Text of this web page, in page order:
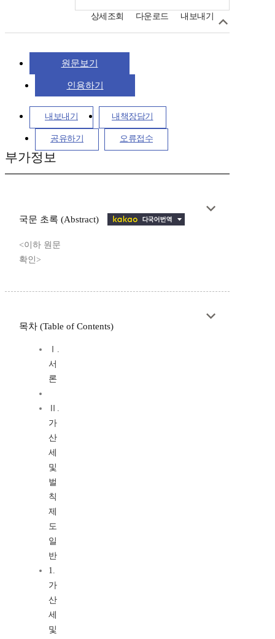
상세조회 다운로드 내보내기
원문보기
인용하기
내보내기 내책장담기
공유하기 오류접수
부가정보
국문 초록 (Abstract)
<이하 원문
확인>
목차 (Table of Contents)
Ⅰ.
서
론
Ⅱ.
가
산
세
및
벌
칙
제
도
일
반
1.
가
산
세
및